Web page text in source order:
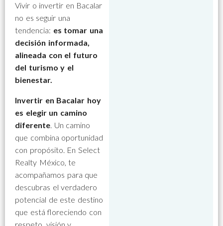
Vivir o invertir en Bacalar
no es seguir una
tendencia: es tomar una
decisión informada,
alineada con el futuro
del turismo y el
bienestar.
Invertir en Bacalar hoy
es elegir un camino
diferente. Un camino
que combina oportunidad
con propósito. En Select
Realty México, te
acompañamos para que
descubras el verdadero
potencial de este destino
que está floreciendo con